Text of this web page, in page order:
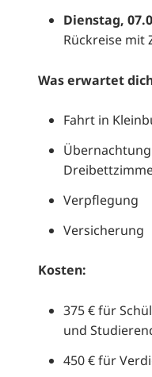
Dienstag,
Rückreise mit
Was erwartet
Fahrt in
Verpflegung
Versicherung
Kosten:
375 € für
und
450 € für